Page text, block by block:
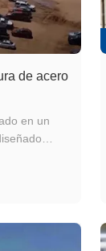
de acero
en un
para una